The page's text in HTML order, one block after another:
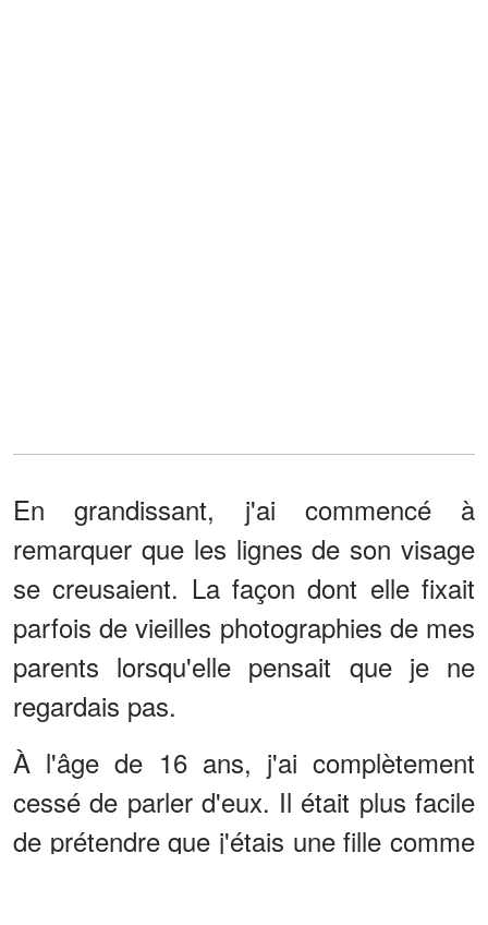
En grandissant, j'ai commencé à
remarquer que les lignes de son visage
se creusaient. La façon dont elle fixait
parfois de vieilles photographies de mes
parents lorsqu'elle pensait que je ne
regardais pas.
À l'âge de 16 ans, j'ai complètement
cessé de parler d'eux. Il était plus facile
de prétendre que j'étais une fille comme